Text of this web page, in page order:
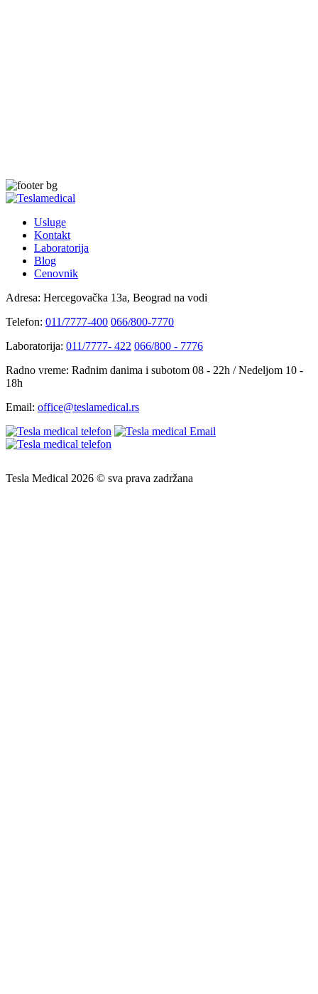
Usluge
Kontakt
Laboratorija
Blog
Cenovnik
Adresa: Hercegovačka 13a, Beograd na vodi
Telefon: 011/7777-400 066/800-7770
Laboratorija: 011/7777- 422 066/800 - 7776
Radno vreme: Radnim danima i subotom 08 - 22h / Nedeljom 10 -
18h
Email: office@teslamedical.rs
Tesla Medical 2026 © sva prava zadržana